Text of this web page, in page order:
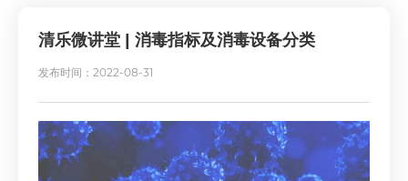
清乐微讲堂 | 消毒指标及消毒设备分类
发布时间：2022-08-31